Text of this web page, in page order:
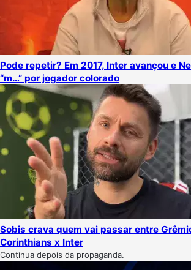
Pode repetir? Em 2017, Inter avançou e
“m…” por jogador colorado
Sobis crava quem vai passar entre
Corinthians x Inter
Continua depois da propaganda.